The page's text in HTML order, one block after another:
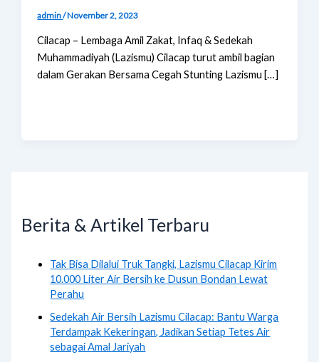
admin/November 2, 2023
Cilacap – Lembaga Amil Zakat, Infaq & Sedekah
Muhammadiyah (Lazismu) Cilacap turut ambil bagian
dalam Gerakan Bersama Cegah Stunting Lazismu […]
Berita & Artikel Terbaru
Tak Bisa Dilalui Truk Tangki, Lazismu Cilacap Kirim
10.000 Liter Air Bersih ke Dusun Bondan Lewat
Perahu
Sedekah Air Bersih Lazismu Cilacap: Bantu Warga
Terdampak Kekeringan, Jadikan Setiap Tetes Air
sebagai Amal Jariyah